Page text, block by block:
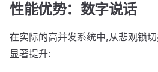
性能优势：数字说话
在实际的高并发系统中,从悲观锁
显著提升: